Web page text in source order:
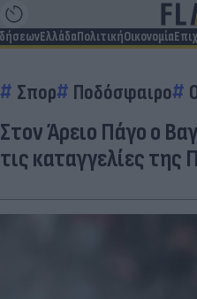
ΕλλάδαΠολιτικήΟικονομία
Σπορ Ποδόσφαιρο
Στον Άρειο Πάγο ο
τις καταγγελίες της